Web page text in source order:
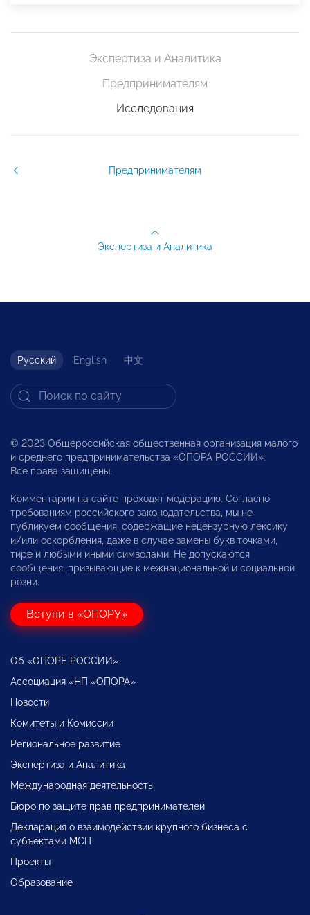
Экспертиза и Аналитика
Предпринимателям
Исследования
Предпринимателям
Экспертиза и Аналитика
Русский English 中文
© 2023 Общероссийская общественная организация малого
и среднего предпринимательства «ОПОРА РОССИИ».
Все права защищены.
Комментарии на сайте проходят модерацию. Согласно
требованиям российского законодательства, мы не
публикуем сообщения, содержащие нецензурную лексику
и/или оскорбления, даже в случае замены букв точками,
тире и любыми иными символами. Не допускаются
сообщения, призывающие к межнациональной и социальной
розни.
Вступи в «ОПОРУ»
Об «ОПОРЕ РОССИИ»
Ассоциация «НП «ОПОРА»
Новости
Комитеты и Комиссии
Региональное развитие
Экспертиза и Аналитика
Международная деятельность
Бюро по защите прав предпринимателей
Декларация о взаимодействии крупного бизнеса с
субъектами МСП
Проекты
Образование